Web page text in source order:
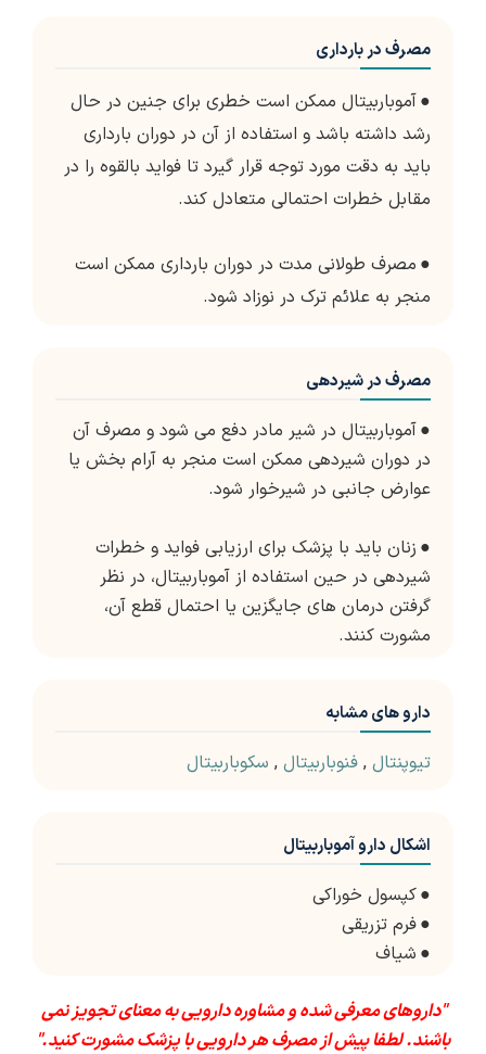
مصرف در بارداری
●آموباربیتال ممکن است خطری برای جنین در حال
رشد داشته باشد و استفاده از آن در دوران بارداری
باید به دقت مورد توجه قرار گیرد تا فواید بالقوه را در
مقابل خطرات احتمالی متعادل کند.
● مصرف طولانی مدت در دوران بارداری ممکن است
منجر به علائم ترک در نوزاد شود.
مصرف در شیردهی
●آموباربیتال در شیر مادر دفع می شود و مصرف آن
در دوران شیردهی ممکن است منجر به آرام بخش یا
عوارض جانبی در شیرخوار شود.
● زنان باید با پزشک برای ارزیابی فواید و خطرات
شیردهی در حین استفاده از آموباربیتال، در نظر
گرفتن درمان های جایگزین یا احتمال قطع آن،
مشورت کنند.
دارو های مشابه
تیوپنتال , فنوباربیتال , سکوباربیتال
اشکال دارو آموباربیتال
●کپسول خوراکی
●فرم تزریقی
● شیاف
"داروهای معرفی شده و مشاوره دارویی به معنای تجویز نمی
باشند. لطفا پیش از مصرف هر دارویی با پزشک مشورت کنید."